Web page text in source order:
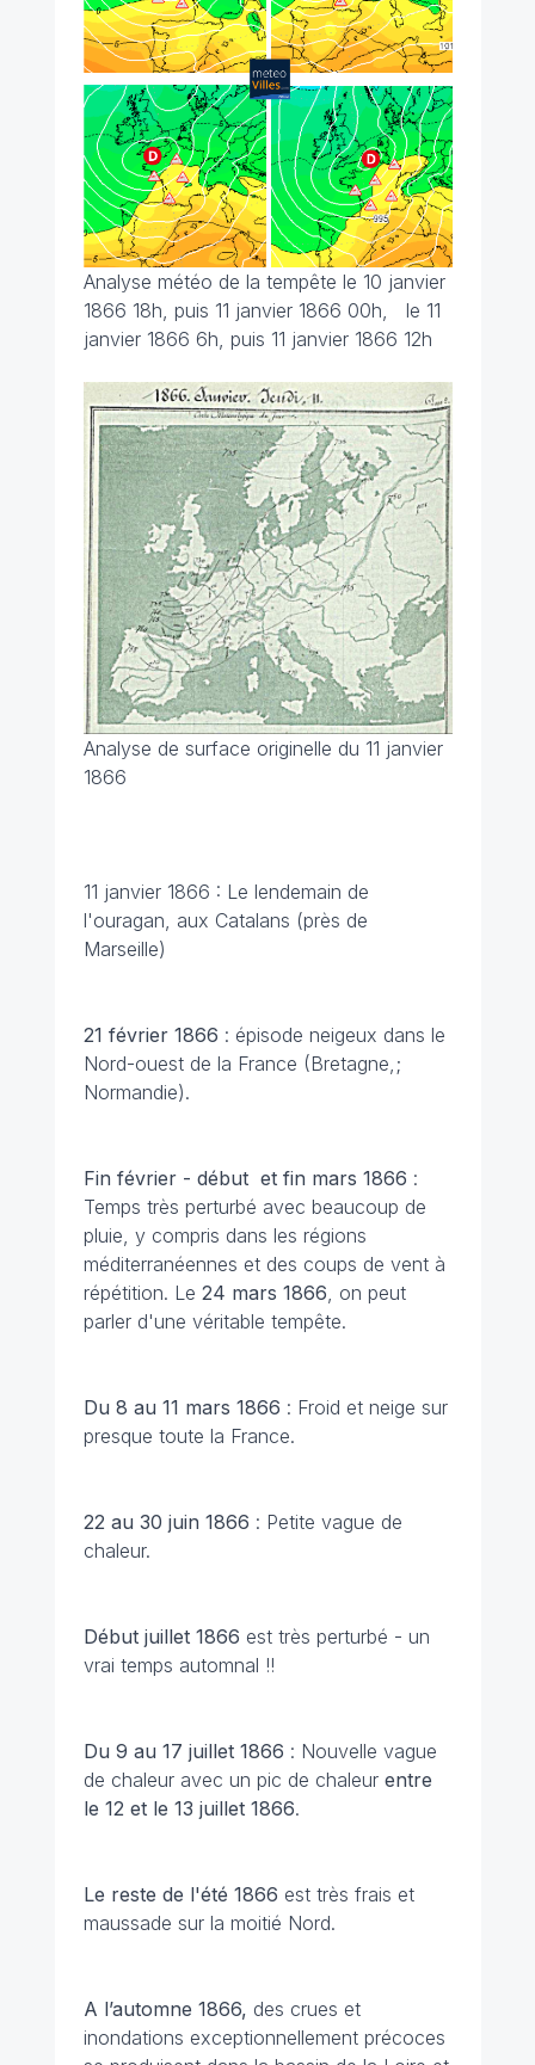
Analyse météo de la tempête le 10 janvier
1866 18h, puis 11 janvier 1866 00h, le 11
janvier 1866 6h, puis 11 janvier 1866 12h
Analyse de surface originelle du 11 janvier
1866
11 janvier 1866 : Le lendemain de
l'ouragan, aux Catalans (près de
Marseille)
21 février 1866 : épisode neigeux dans le
Nord-ouest de la France (Bretagne,;
Normandie).
Fin février - début et fin mars 1866 :
Temps très perturbé avec beaucoup de
pluie, y compris dans les régions
méditerranéennes et des coups de vent à
répétition. Le 24 mars 1866, on peut
parler d'une véritable tempête.
Du 8 au 11 mars 1866 : Froid et neige sur
presque toute la France.
22 au 30 juin 1866 : Petite vague de
chaleur.
Début juillet 1866 est très perturbé - un
vrai temps automnal !!
Du 9 au 17 juillet 1866 : Nouvelle vague
de chaleur avec un pic de chaleur entre
le 12 et le 13 juillet 1866.
Le reste de l'été 1866 est très frais et
maussade sur la moitié Nord.
A l’automne 1866, des crues et
inondations exceptionnellement précoces